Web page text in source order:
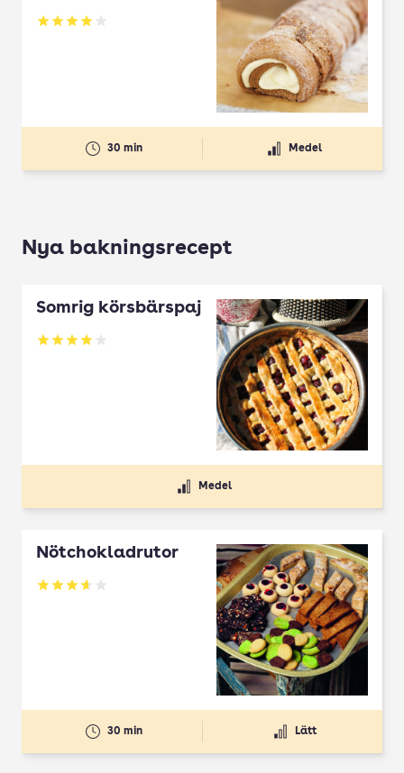
Betyg: 3.92 av 5
30 min Medel
Nya bakningsrecept
Somrig körsbärspaj
Betyg: 4 av 5
Medel
Nötchokladrutor
Betyg: 3.65 av 5
30 min Lätt